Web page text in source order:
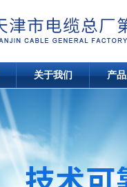
关于我们 产